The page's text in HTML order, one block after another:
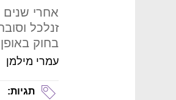
אחרי שנים
זנלכל
בחוק באופן
עמרי מילמן
תגיות: